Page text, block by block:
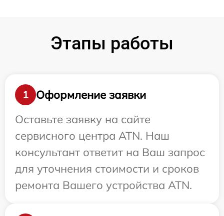
Этапы работы
1
Оформление заявки
Оставьте заявку на сайте
сервисного центра ATN. Наш
консультант ответит на Ваш запрос
для уточнения стоимости и сроков
ремонта Вашего устройства ATN.